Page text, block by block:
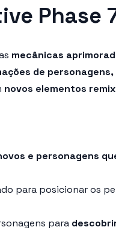
Phase
mecânicas
de
novos elementos
e personagens
para posicionar os
para